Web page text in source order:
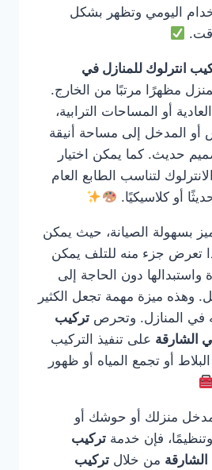
اليومي وتظهر بشكل
انترلوك للمنازل في
مظهرًا مرتبًا من الخارج.
أو المساحات الترابية،
المدخل إلى مساحة أنيقة
حديث. كما يمكن اختيار
لتناسب الطابع العام
أو كلاسيكيًا.
بسهولة الصيانة، حيث يمكن
تعرض جزء منه للتلف يمكن
دون الحاجة إلى
وهذه ميزة مهمة تجعل الكثير
في المنازل. وتحرص تركيب
الشارقة على تنفيذ التركيب
أو تجمع المياه أو ظهور
منزلك أو حوشك أو
فإن خدمة تركيب
الشارقة من خلال تركيب